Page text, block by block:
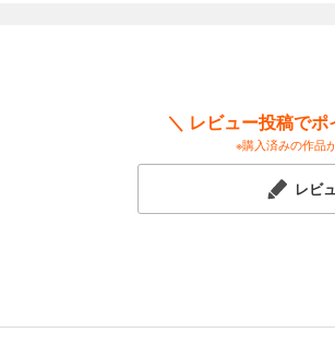
＼ レビュー投稿で
※購入済みの作品
レビ